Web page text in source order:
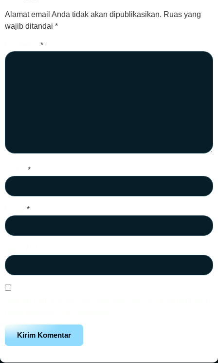
Alamat email Anda tidak akan dipublikasikan. Ruas yang
wajib ditandai *
*
*
*